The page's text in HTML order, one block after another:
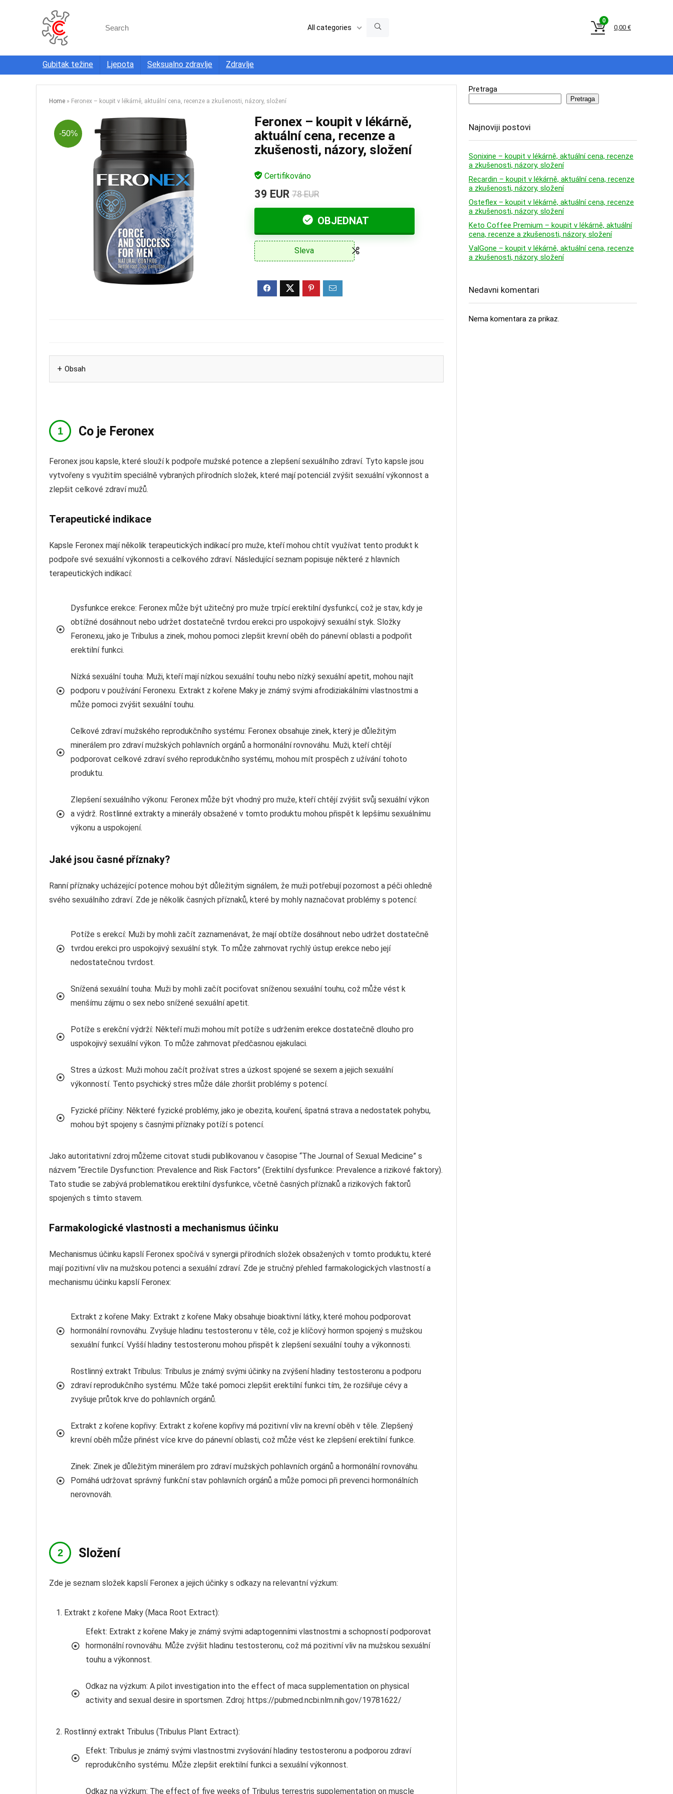
for:
All categories
0
0,00 €
Gubitak težine Ljepota Seksualno zdravlje Zdravlje
Home » Feronex – koupit v lékárně, aktuální cena, recenze a zkušenosti, názory, složení
-50%
Feronex – koupit v lékárně,
aktuální cena, recenze a
zkušenosti, názory, složení
Certifikováno
39 EUR 78 EUR
OBJEDNAT
Sleva
Obsah
Co je Feronex
Feronex jsou kapsle, které slouží k podpoře mužské potence a zlepšení sexuálního zdraví. Tyto kapsle jsou
vytvořeny s využitím speciálně vybraných přírodních složek, které mají potenciál zvýšit sexuální výkonnost a
zlepšit celkové zdraví mužů.
Terapeutické indikace
Kapsle Feronex mají několik terapeutických indikací pro muže, kteří mohou chtít využívat tento produkt k
podpoře své sexuální výkonnosti a celkového zdraví. Následující seznam popisuje některé z hlavních
terapeutických indikací:
Dysfunkce erekce: Feronex může být užitečný pro muže trpící erektilní dysfunkcí, což je stav, kdy je
obtížné dosáhnout nebo udržet dostatečně tvrdou erekci pro uspokojivý sexuální styk. Složky
Feronexu, jako je Tribulus a zinek, mohou pomoci zlepšit krevní oběh do pánevní oblasti a podpořit
erektilní funkci.
Nízká sexuální touha: Muži, kteří mají nízkou sexuální touhu nebo nízký sexuální apetit, mohou najít
podporu v používání Feronexu. Extrakt z kořene Maky je známý svými afrodiziakálními vlastnostmi a
může pomoci zvýšit sexuální touhu.
Celkové zdraví mužského reprodukčního systému: Feronex obsahuje zinek, který je důležitým
minerálem pro zdraví mužských pohlavních orgánů a hormonální rovnováhu. Muži, kteří chtějí
podporovat celkové zdraví svého reprodukčního systému, mohou mít prospěch z užívání tohoto
produktu.
Zlepšení sexuálního výkonu: Feronex může být vhodný pro muže, kteří chtějí zvýšit svůj sexuální výkon
a výdrž. Rostlinné extrakty a minerály obsažené v tomto produktu mohou přispět k lepšímu sexuálnímu
výkonu a uspokojení.
Jaké jsou časné příznaky?
Ranní příznaky ucházející potence mohou být důležitým signálem, že muži potřebují pozornost a péči ohledně
svého sexuálního zdraví. Zde je několik časných příznaků, které by mohly naznačovat problémy s potencí:
Potíže s erekcí: Muži by mohli začít zaznamenávat, že mají obtíže dosáhnout nebo udržet dostatečně
tvrdou erekci pro uspokojivý sexuální styk. To může zahrnovat rychlý ústup erekce nebo její
nedostatečnou tvrdost.
Snížená sexuální touha: Muži by mohli začít pociťovat sníženou sexuální touhu, což může vést k
menšímu zájmu o sex nebo snížené sexuální apetit.
Potíže s erekční výdrží: Někteří muži mohou mít potíže s udržením erekce dostatečně dlouho pro
uspokojivý sexuální výkon. To může zahrnovat předčasnou ejakulaci.
Stres a úzkost: Muži mohou začít prožívat stres a úzkost spojené se sexem a jejich sexuální
výkonností. Tento psychický stres může dále zhoršit problémy s potencí.
Fyzické příčiny: Některé fyzické problémy, jako je obezita, kouření, špatná strava a nedostatek pohybu,
mohou být spojeny s časnými příznaky potíží s potencí.
Jako autoritativní zdroj můžeme citovat studii publikovanou v časopise “The Journal of Sexual Medicine” s
názvem “Erectile Dysfunction: Prevalence and Risk Factors” (Erektilní dysfunkce: Prevalence a rizikové faktory).
Tato studie se zabývá problematikou erektilní dysfunkce, včetně časných příznaků a rizikových faktorů
spojených s tímto stavem.
Farmakologické vlastnosti a mechanismus účinku
Mechanismus účinku kapslí Feronex spočívá v synergii přírodních složek obsažených v tomto produktu, které
mají pozitivní vliv na mužskou potenci a sexuální zdraví. Zde je stručný přehled farmakologických vlastností a
mechanismu účinku kapslí Feronex:
Extrakt z kořene Maky: Extrakt z kořene Maky obsahuje bioaktivní látky, které mohou podporovat
hormonální rovnováhu. Zvyšuje hladinu testosteronu v těle, což je klíčový hormon spojený s mužskou
sexuální funkcí. Vyšší hladiny testosteronu mohou přispět k zlepšení sexuální touhy a výkonnosti.
Rostlinný extrakt Tribulus: Tribulus je známý svými účinky na zvýšení hladiny testosteronu a podporu
zdraví reprodukčního systému. Může také pomoci zlepšit erektilní funkci tím, že rozšiřuje cévy a
zvyšuje průtok krve do pohlavních orgánů.
Extrakt z kořene kopřivy: Extrakt z kořene kopřivy má pozitivní vliv na krevní oběh v těle. Zlepšený
krevní oběh může přinést více krve do pánevní oblasti, což může vést ke zlepšení erektilní funkce.
Zinek: Zinek je důležitým minerálem pro zdraví mužských pohlavních orgánů a hormonální rovnováhu.
Pomáhá udržovat správný funkční stav pohlavních orgánů a může pomoci při prevenci hormonálních
nerovnováh.
Složení
Zde je seznam složek kapslí Feronex a jejich účinky s odkazy na relevantní výzkum:
Extrakt z kořene Maky (Maca Root Extract):
Efekt: Extrakt z kořene Maky je známý svými adaptogenními vlastnostmi a schopností podporovat
hormonální rovnováhu. Může zvýšit hladinu testosteronu, což má pozitivní vliv na mužskou sexuální
touhu a výkonnost.
Odkaz na výzkum: A pilot investigation into the effect of maca supplementation on physical
activity and sexual desire in sportsmen. Zdroj: https://pubmed.ncbi.nlm.nih.gov/19781622/
Rostlinný extrakt Tribulus (Tribulus Plant Extract):
Efekt: Tribulus je známý svými vlastnostmi zvyšování hladiny testosteronu a podporou zdraví
reprodukčního systému. Může zlepšit erektilní funkci a sexuální výkonnost.
Odkaz na výzkum: The effect of five weeks of Tribulus terrestris supplementation on muscle
Pretraga
Pretraga
Najnoviji postovi
Sonixine – koupit v lékárně, aktuální cena, recenze
a zkušenosti, názory, složení
Recardin – koupit v lékárně, aktuální cena, recenze
a zkušenosti, názory, složení
Osteflex – koupit v lékárně, aktuální cena, recenze
a zkušenosti, názory, složení
Keto Coffee Premium – koupit v lékárně, aktuální
cena, recenze a zkušenosti, názory, složení
ValGone – koupit v lékárně, aktuální cena, recenze
a zkušenosti, názory, složení
Nedavni komentari
Nema komentara za prikaz.